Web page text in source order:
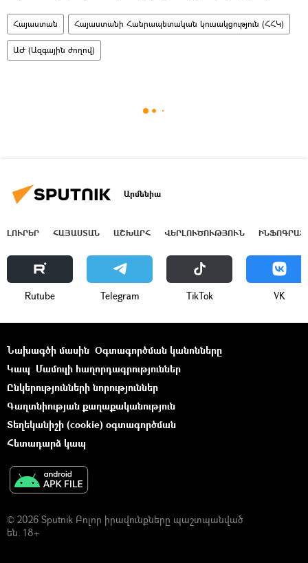
Հայաստան Հայաստանի Հանրապետական կուսակցություն (ՀՀԿ)
ԱԺ (Ազգային ժողով)
Արմենիա
ԼՈՒՐԵՐ ՀԱՅԱՍՏԱՆ ԱՇԽԱՐՀ ՎԵՐԼՈՒԾՈՒԹՅՈՒՆ
Rutube Telegram ТikТоk VK
Նախագծի մասին Օգտագործման կանոնները
Կապ Մամուլի հաղորդագրություններ
Ընկերությունների նորություններ
Գաղտնիության քաղաքականություն
Տեղեկանիշի (cookie) օգտագործման
Հետադարձ կապ
© 2026 Sputnik Բոլոր իրավունքները պաշտպանված
են. 18+